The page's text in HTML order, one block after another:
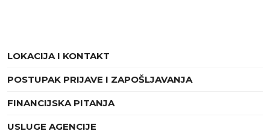
LOKACIJA I KONTAKT
POSTUPAK PRIJAVE I ZAPOŠLJAVANJA
FINANCIJSKA PITANJA
USLUGE AGENCIJE